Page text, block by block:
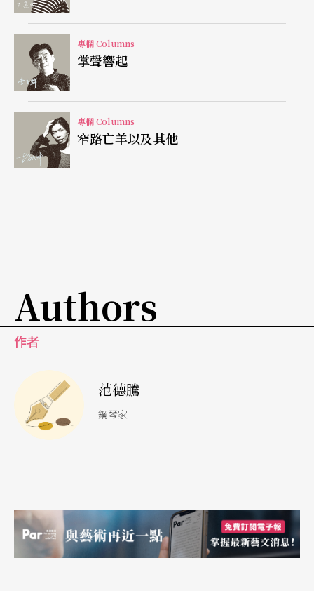
雙手。
由作曲家這個角色來看，李斯特是第一位創作「交
響詩」的作曲家，他的作品超過了一千首。他還有
另一項貢獻，應該是大家比較不知道的，就是對於
大師班的概念。他認為，一對一的教學，是一種資
源的浪費，因為這樣，老師必須對著不同的學生說
在我十四歲時，參加了人生中的第一場大師班。對
我而言，那真是個再怎麼專注在音樂上，眼光與心
一個為期八週的暑期夏令營，每個彈鋼琴的人都必
須參加一種課，叫做大師班。而我喜歡這種課有兩
是因為馬須教授，他知道如何讓鋼琴音樂在聽眾面
前充滿生命力。他生動地描述每首樂曲，刺激著我
專欄 Columns
掌聲響起
專欄 Columns
窄路亡羊以及其他
Authors
作者
范德騰
鋼琴家